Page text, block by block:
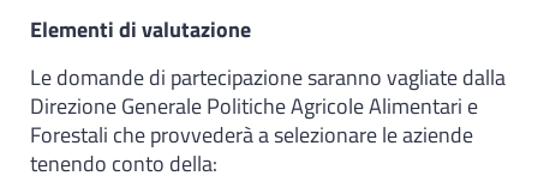
Elementi di valutazione
Le domande di partecipazione saranno vagliate dalla
Direzione Generale Politiche Agricole Alimentari e
Forestali che provvederà a selezionare le aziende
tenendo conto della: